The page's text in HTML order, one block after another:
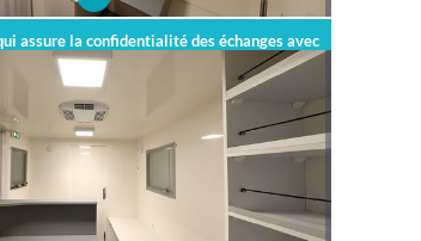
assure la confidentialité des échanges avec
les patients